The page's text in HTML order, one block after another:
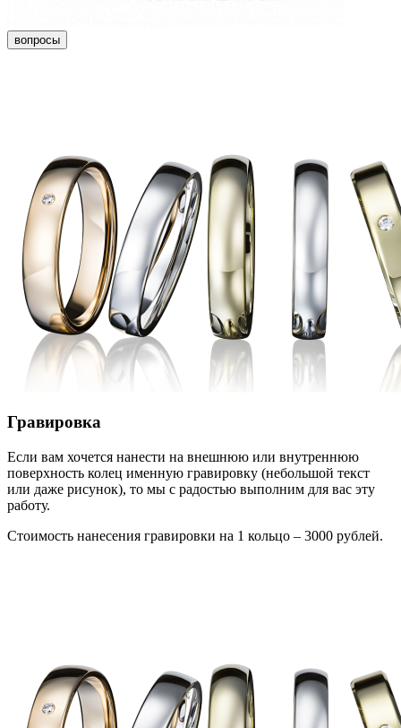
вопросы
Гравировка
Если вам хочется нанести на внешнюю или внутреннюю
поверхность колец именную гравировку (небольшой текст
или даже рисунок), то мы с радостью выполним для вас эту
работу.
Стоимость нанесения гравировки на 1 кольцо – 3000 рублей.